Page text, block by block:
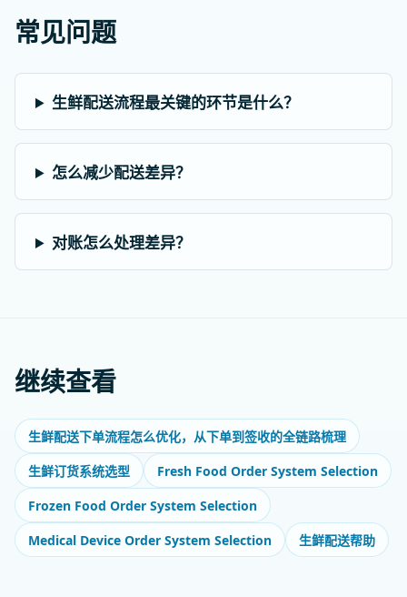
常见问题
生鲜配送流程最关键的环节是什么？
怎么减少配送差异？
对账怎么处理差异？
继续查看
生鲜配送下单流程怎么优化，从下单到签收的全链路梳理
生鲜订货系统选型
Fresh Food Order System Selection
Frozen Food Order System Selection
Medical Device Order System Selection
生鲜配送帮助